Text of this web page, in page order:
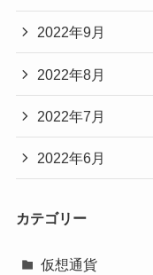
2022年9月
2022年8月
2022年7月
2022年6月
カテゴリー
仮想通貨